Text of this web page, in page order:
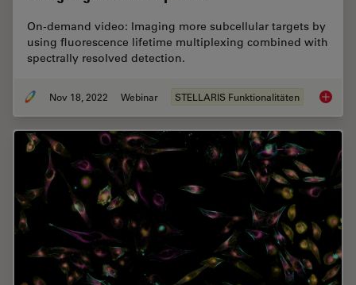
On-demand video: Imaging more subcellular targets by
using fluorescence lifetime multiplexing combined with
spectrally resolved detection.
Nov 18, 2022 Webinar STELLARIS Funktionalitäten Live-